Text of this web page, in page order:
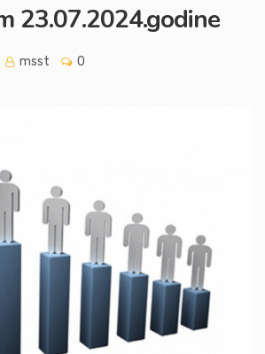
23.07.2024.godine
msst 0